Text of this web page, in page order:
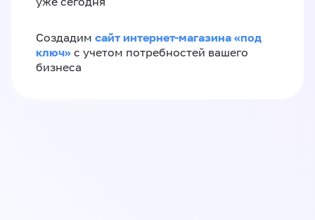
Создадим сайт интернет-магазина «под
ключ» с учетом потребностей вашего
бизнеса